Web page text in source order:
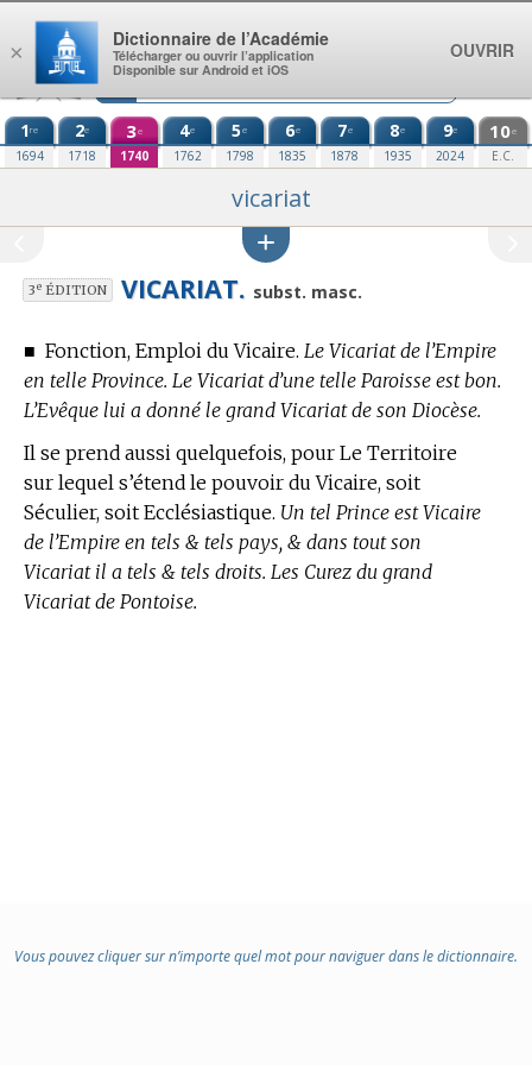
Aller au contenu
1re
1694
2e
1718
3e
1740
4e
1762
5e
1798
6e
1835
7e
1878
8e
1935
9e
2024
10e
E.C.
vicariat
3eÉDITION VICARIAT. subst. masc.
■ Fonction, Emploi du Vicaire. Le Vicariat de l’Empire
en telle Province. Le Vicariat d’une telle Paroisse est bon.
L’Evêque lui a donné le grand Vicariat de son Diocèse.
Il se prend aussi quelquefois, pour Le Territoire
sur lequel s’étend le pouvoir du Vicaire, soit
Séculier, soit Ecclésiastique. Un tel Prince est Vicaire
de l’Empire en tels & tels pays, & dans tout son
Vicariat il a tels & tels droits. Les Curez du grand
Vicariat de Pontoise.
Vous pouvez cliquer sur n’importe quel mot pour naviguer dans le dictionnaire.
×
Dictionnaire de l’Académie
Télécharger ou ouvrir l’application
Disponible sur Android et iOS
OUVRIR